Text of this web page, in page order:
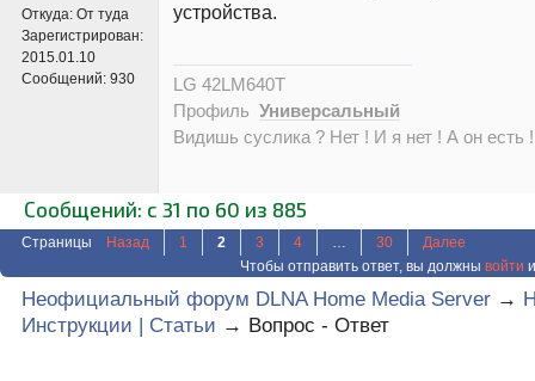
Откуда: От туда
Зарегистрирован:
2015.01.10
Сообщений: 930
устройства.
LG 42LM640T
Профиль Универсальный
Видишь суслика ? Нет ! И я нет ! А он есть
Сообщений: с 31 по 60 из 885
Страницы Назад 1 2 3 4 … 30
Далее
Чтобы отправить ответ, вы должны войти
Неофициальный форум DLNA Home Media Server →
Инструкции | Статьи → Вопрос - Ответ